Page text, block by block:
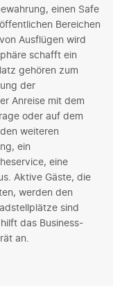
einen Safe
Bereichen
Ausflügen wird
schafft ein
gehören zum
der
Anreise mit dem
oder auf dem
weiteren
ein
eine
Aktive Gäste, die
werden den
sind
das Business-
an.